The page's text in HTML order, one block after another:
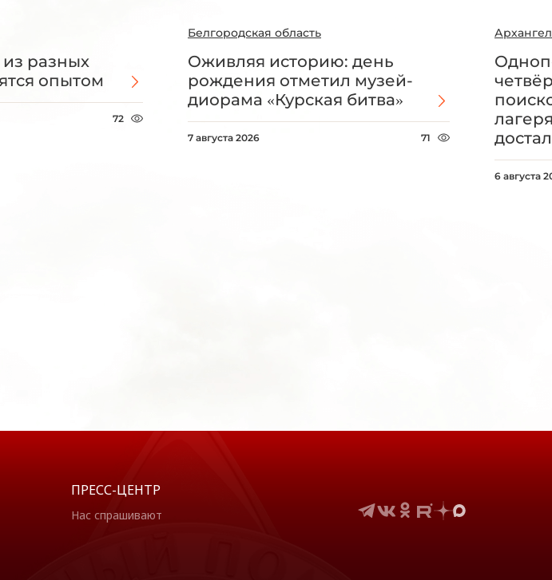
разных
опытом
72
Белгородская область
Оживляя историю: день
рождения отметил музей-
диорама «Курская битва»
7 августа 2026 71
6 августа
ПРЕСС-ЦЕНТР
Нас спрашивают